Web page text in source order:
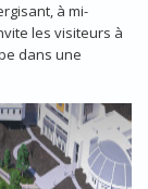
à mi-
les visiteurs à
dans une